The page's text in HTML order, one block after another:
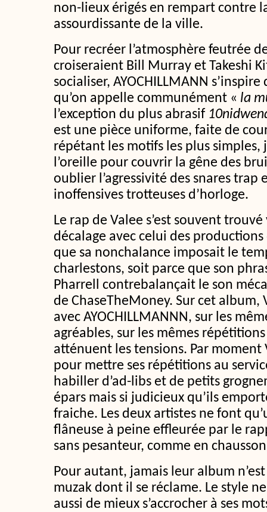
non-lieux érigés en rempart contre
assourdissante de la ville.
Pour recréer l’atmosphère feutrée
croiseraient Bill Murray et Takeshi
socialiser, AYOCHILLMANN
qu’on appelle communément « la
l’exception du plus abrasif
est une pièce uniforme, faite de
répétant les motifs les plus simples,
l’oreille pour couvrir la gêne des
oublier l’agressivité des snares trap
inoffensives trotteuses d’horloge.
Le rap de Valee s’est souvent
décalage avec celui des
que sa nonchalance imposait le
charlestons, soit parce que son
Pharrell contrebalançait le son
de ChaseTheMoney. Sur cet album,
avec AYOCHILLMANNN, sur les
agréables, sur les mêmes
atténuent les tensions. Par moment
pour mettre ses répétitions au
habiller d’ad-libs et de petits
épars mais si judicieux qu’ils
fraiche. Les deux artistes ne font
flâneuse à peine effleurée par le
sans pesanteur, comme en
Pour autant, jamais leur album
muzak dont il se réclame. Le style
aussi de mieux s’accrocher à ses